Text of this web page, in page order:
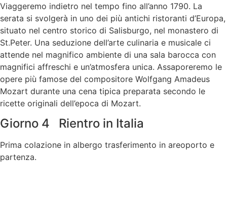
Viaggeremo indietro nel tempo fino all’anno 1790. La
serata si svolgerà in uno dei più antichi ristoranti d’Europa,
situato nel centro storico di Salisburgo, nel monastero di
St.Peter. Una seduzione dell’arte culinaria e musicale ci
attende nel magnifico ambiente di una sala barocca con
magnifici affreschi e un’atmosfera unica. Assaporeremo le
opere più famose del compositore Wolfgang Amadeus
Mozart durante una cena tipica preparata secondo le
ricette originali dell’epoca di Mozart.
Giorno 4 Rientro in Italia
Prima colazione in albergo trasferimento in areoporto e
partenza.